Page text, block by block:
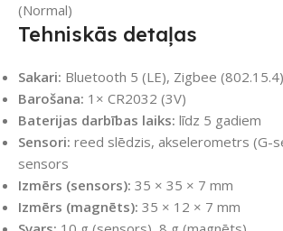
(Normal)
Tehniskās detaļas
Sakari: Bluetooth 5 (LE), Zigbee (802.15.4)
Barošana: 1× CR2032 (3V)
Baterijas darbības laiks: līdz 5 gadiem
Sensori: reed slēdzis, akselerometrs (G-
sensors
Izmērs (sensors): 35 × 35 × 7 mm
Izmērs (magnēts): 35 × 12 × 7 mm